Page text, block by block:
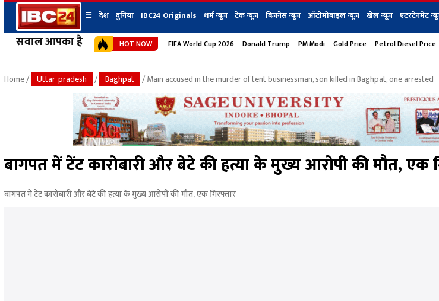
सवाल आपका है
☰ देश दुनिया IBC24 Originals धर्म न्यूज़ टेक न्यूज़ बिज़नेस न्यूज़ ऑटोमोबाइल न्यूज़ खेल न्यूज़ एंटरटेनमेंट
छत्तीसगढ़ न्यूज
उत्तर प्रदेश न्यूज
बिहार न्यूज
उत्तराखंड न्यूज
महाराष्ट्र न्यूज
हिमाचल प्रदेश न्यूज
शहर
भोपाल
जबलपुर
ग्वालियर
रायपुर
बिलासपुर
दुनिया IBC24 Originals
शेयर बाज़ार गैजेट्स न्यूज
HOT NOW FIFA World Cup 2026 Donald Trump PM Modi Gold Price Petrol Diesel Price
Home/ Uttar-pradesh / Baghpat / Main accused in the murder of tent businessman, son killed in Baghpat, one arrested
बागपत में टेंट कारोबारी और बेटे की हत्या के मुख्य आरोपी की मौत, एक
बागपत में टेंट कारोबारी और बेटे की हत्या के मुख्य आरोपी की मौत, एक गिरफ्तार